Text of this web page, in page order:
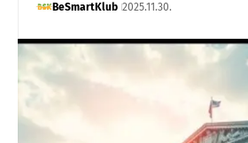
BeSmartKlub 2025.11.30.